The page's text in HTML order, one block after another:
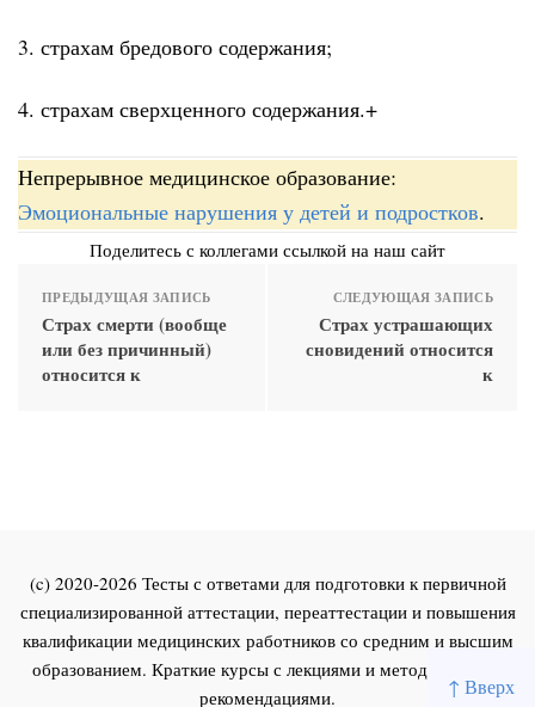
↑ Вверх
3. страхам бредового содержания;
4. страхам сверхценного содержания.+
Непрерывное медицинское образование:
Эмоциональные нарушения у детей и подростков.
Поделитесь с коллегами ссылкой на наш сайт
ПРЕДЫДУЩАЯ ЗАПИСЬ
Страх смерти (вообще
или без причинный)
относится к
СЛЕДУЮЩАЯ ЗАПИСЬ
Страх устрашающих
сновидений относится
к
(c) 2020-2026 Тесты с ответами для подготовки к первичной
специализированной аттестации, переаттестации и повышения
квалификации медицинских работников со средним и высшим
образованием. Краткие курсы с лекциями и методическими
рекомендациями.